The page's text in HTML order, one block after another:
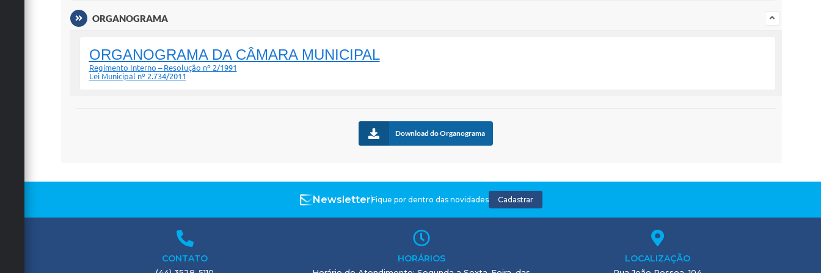
ORGANOGRAMA
ORGANOGRAMA DA CÂMARA MUNICIPAL
Regimento Interno – Resolução nº 2/1991
Lei Municipal nº 2.734/2011
Download do Organograma
NewsletterFique por dentro das novidades Cadastrar
CONTATO HORÁRIOS LOCALIZAÇÃO